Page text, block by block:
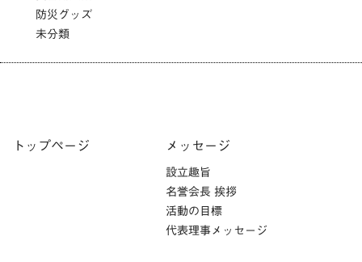
防災グッズ
未分類
トップページ メッセージ
設立趣旨
名誉会長 挨拶
活動の目標
代表理事メッセージ